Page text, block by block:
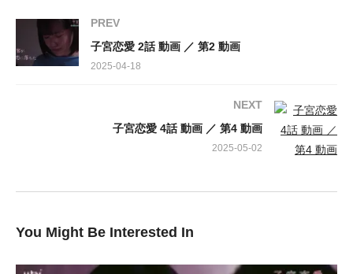
出演：
PREV
子宮恋愛 2話 動画 ／ 第2 動画
2025-04-18
NEXT
子宮恋愛 4話 動画 ／ 第4 動画
2025-05-02
You Might Be Interested In